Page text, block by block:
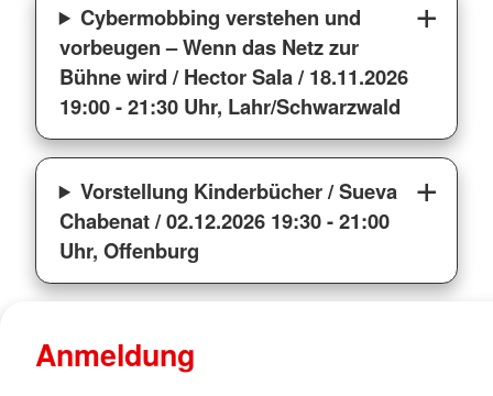
Cybermobbing verstehen und
vorbeugen – Wenn das Netz zur
Bühne wird / Hector Sala / 18.11.2026
19:00 - 21:30 Uhr, Lahr/Schwarzwald
Vorstellung Kinderbücher / Sueva
Chabenat / 02.12.2026 19:30 - 21:00
Uhr, Offenburg
Anmeldung